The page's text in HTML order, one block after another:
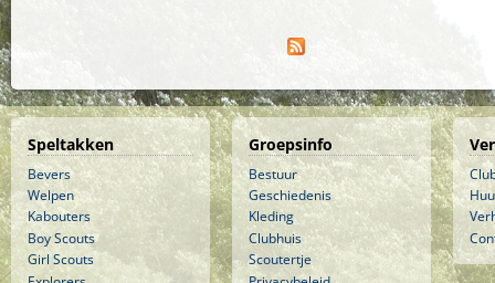
Speltakken
Bevers
Welpen
Kabouters
Boy Scouts
Girl Scouts
Groepsinfo
Bestuur
Geschiedenis
Kleding
Clubhuis
Scoutertje